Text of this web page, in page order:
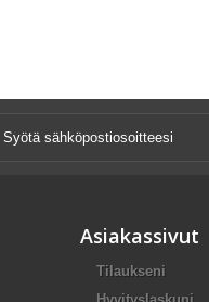
Asiakassivut
Tilaukseni